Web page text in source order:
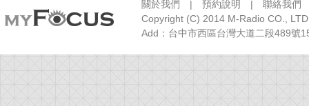
關於我們 | 預約說明 | 聯絡我們
Copyright (C) 2014 M-Radio CO.,
Add：台中市西區台灣大道二段489